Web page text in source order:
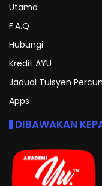
Utama
F.A.Q
Hubungi
Kredit AYU
Jadual Tuisyen
Apps
DIBAWAKAN